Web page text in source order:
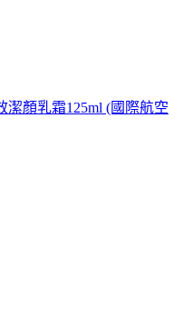
顏乳霜125ml (國際航空